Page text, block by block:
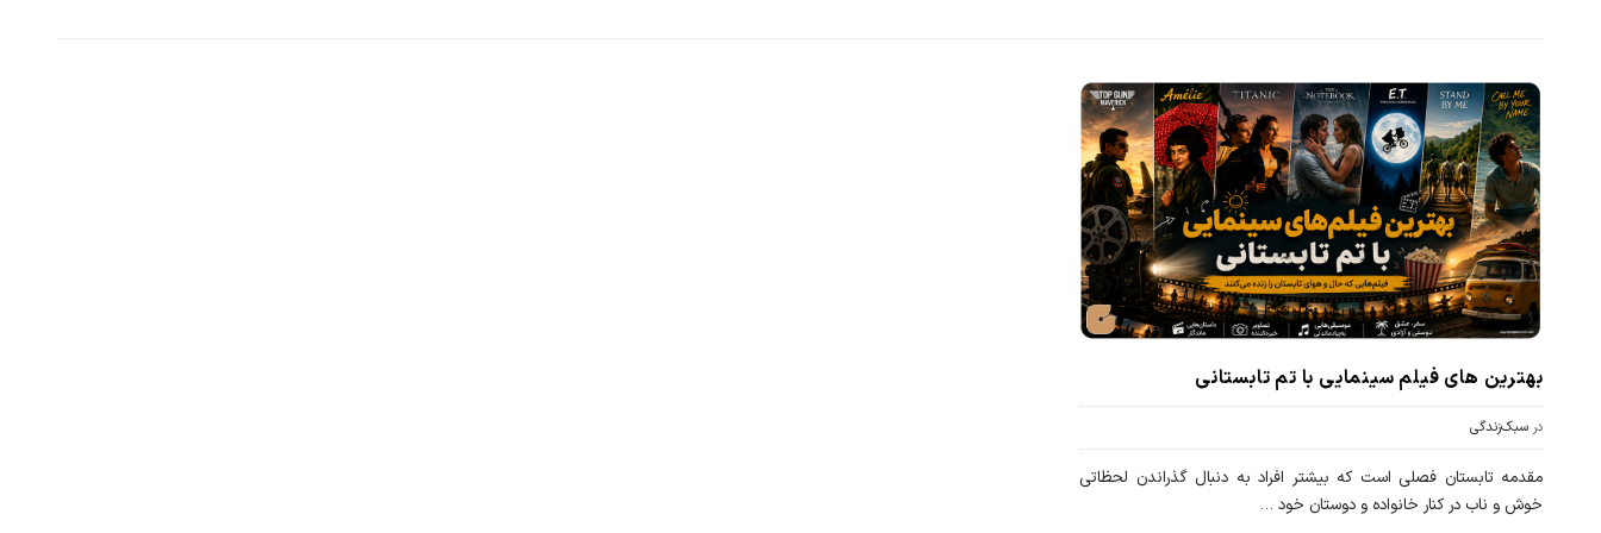
بهترین های فیلم سینمایی با تم تابستانی
در سبک‌زندگی
مقدمه تابستان فصلی است که بیشتر افراد به دنبال گذراندن لحظاتی
خوش و ناب در کنار خانواده و دوستان خود…